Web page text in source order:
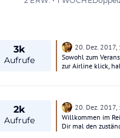
3k
Aufrufe
20. Dez. 2017,
Sowohl zum
zur Airline klick,
2k
Aufrufe
20. Dez. 2017,
Willkommen im
Dir mal den